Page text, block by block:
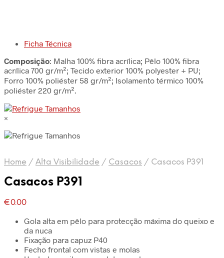
Ficha Técnica
Composição: Malha 100% fibra acrílica; Pêlo 100% fibra
acrílica 700 gr/m²; Tecido exterior 100% polyester + PU;
Forro 100% poliéster 58 gr/m²; Isolamento térmico 100%
poliéster 220 gr/m².
×
Home / Alta Visibilidade / Casacos / Casacos P391
Casacos P391
€0.00
Gola alta em pêlo para protecção máxima do queixo e
da nuca
Fixação para capuz P40
Fecho frontal com vistas e molas